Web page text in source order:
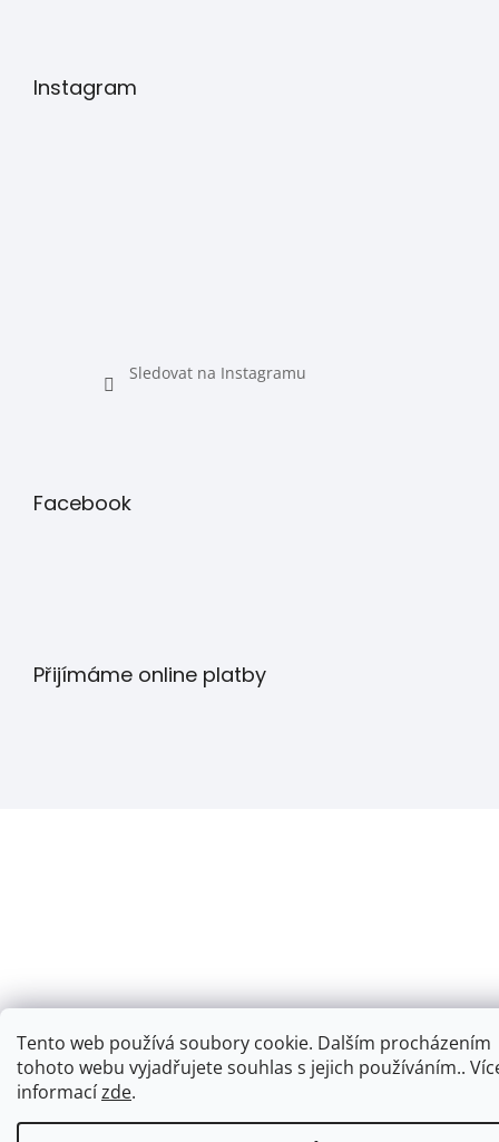
Tento web používá soubory cookie. Dalším procházením
tohoto webu vyjadřujete souhlas s jejich používáním..
informacízde.
Instagram
Sledovat na Instagramu
Facebook
Přijímáme online platby